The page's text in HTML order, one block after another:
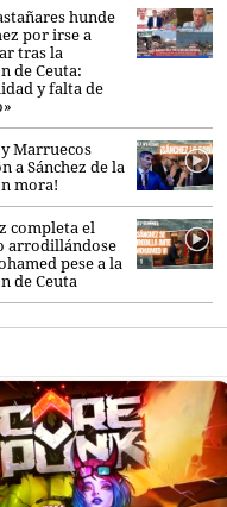
hunde
por irse a
tras la
de Ceuta:
y falta de
y Marruecos
a Sánchez de la
mora!
completa el
arrodillándose
pese a la
de Ceuta